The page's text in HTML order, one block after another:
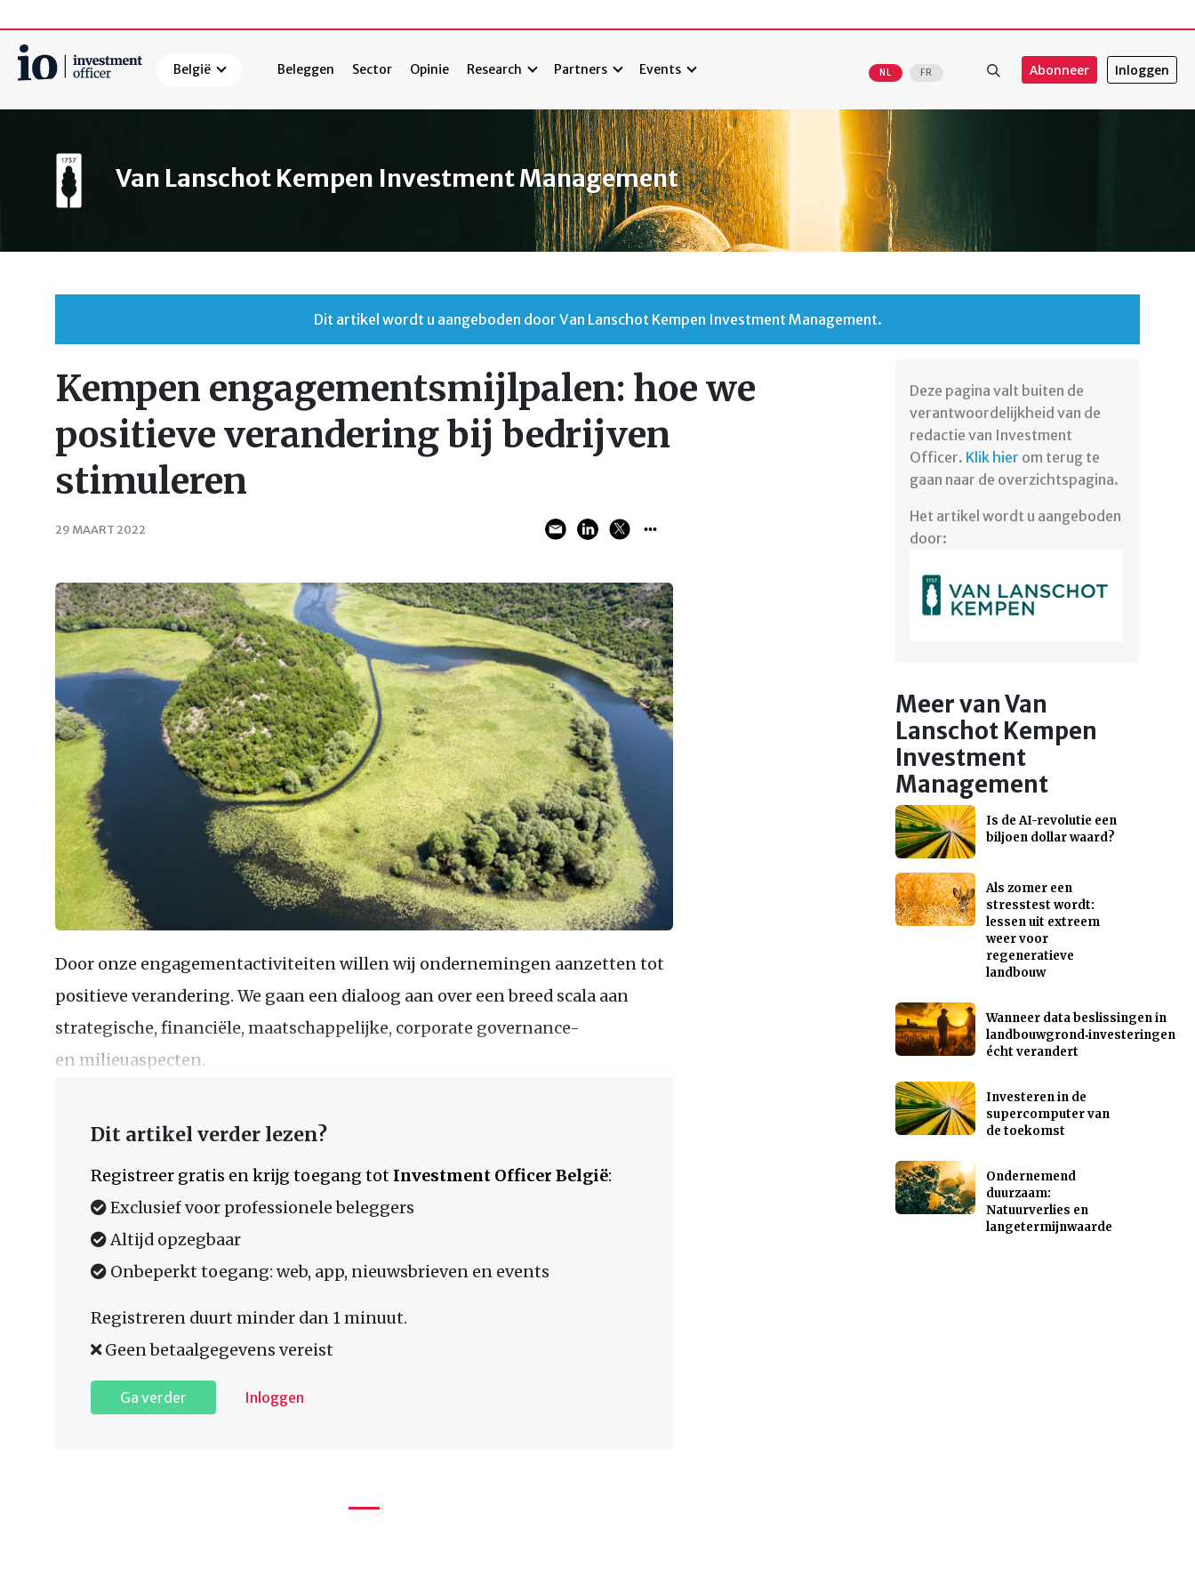
België Beleggen Sector Opinie Research Partners Events NL FR Abonneer Inloggen
Zoeken
Van Lanschot Kempen Investment Management
Dit artikel wordt u aangeboden door Van Lanschot Kempen Investment Management.
Kempen engagementsmijlpalen: hoe we
positieve verandering bij bedrijven
stimuleren
29 MAART 2022
Door onze engagementactiviteiten willen wij ondernemingen aanzetten tot
positieve verandering. We gaan een dialoog aan over een breed scala aan
strategische, financiële, maatschappelijke, corporate governance-
en milieuaspecten.
Dit artikel verder lezen?
Registreer gratis en krijg toegang tot Investment Officer België:
Exclusief voor professionele beleggers
Altijd opzegbaar
Onbeperkt toegang: web, app, nieuwsbrieven en events
Registreren duurt minder dan 1 minuut.
Geen betaalgegevens vereist
Ga verder Inloggen
Deze pagina valt buiten de
verantwoordelijkheid van de
redactie van Investment
Officer. Klik hier om terug te
gaan naar de overzichtspagina.
Het artikel wordt u aangeboden
door:
Meer van Van
Lanschot Kempen
Investment
Management
Is de AI-revolutie een
biljoen dollar waard?
Als zomer een
stresstest wordt:
lessen uit extreem
weer voor
regeneratieve
landbouw
Wanneer data beslissingen in
landbouwgrond‑investeringen
écht verandert
Investeren in de
supercomputer van
de toekomst
Ondernemend
duurzaam:
Natuurverlies en
langetermijnwaarde